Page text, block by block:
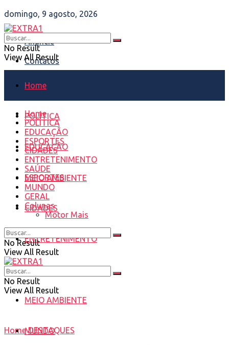
domingo, 9 agosto, 2026
Anuncie
Contatos
No Result
View All Result
Home
POLÍTICA
EDUCAÇÃO
ESPORTES
CIDADES
ENTRETENIMENTO
SAÚDE
MEIO AMBIENTE
MUNDO
Home
POLÍTICA
EDUCAÇÃO
ESPORTES
CIDADES
ENTRETENIMENTO
SAÚDE
MEIO AMBIENTE
MUNDO
GERAL
Colunas
Motor Mais
No Result
View All Result
No Result
View All Result
Home DESTAQUES